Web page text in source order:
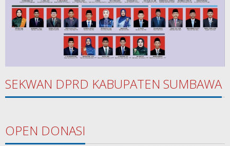
SEKWAN DPRD KABUPATEN SUMBAWA
OPEN DONASI